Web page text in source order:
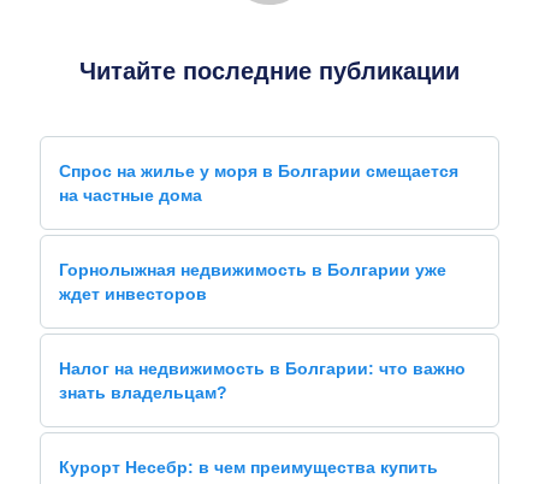
Читайте последние публикации
Спрос на жилье у моря в Болгарии смещается
на частные дома
Горнолыжная недвижимость в Болгарии уже
ждет инвесторов
Налог на недвижимость в Болгарии: что важно
знать владельцам?
Курорт Несебр: в чем преимущества купить